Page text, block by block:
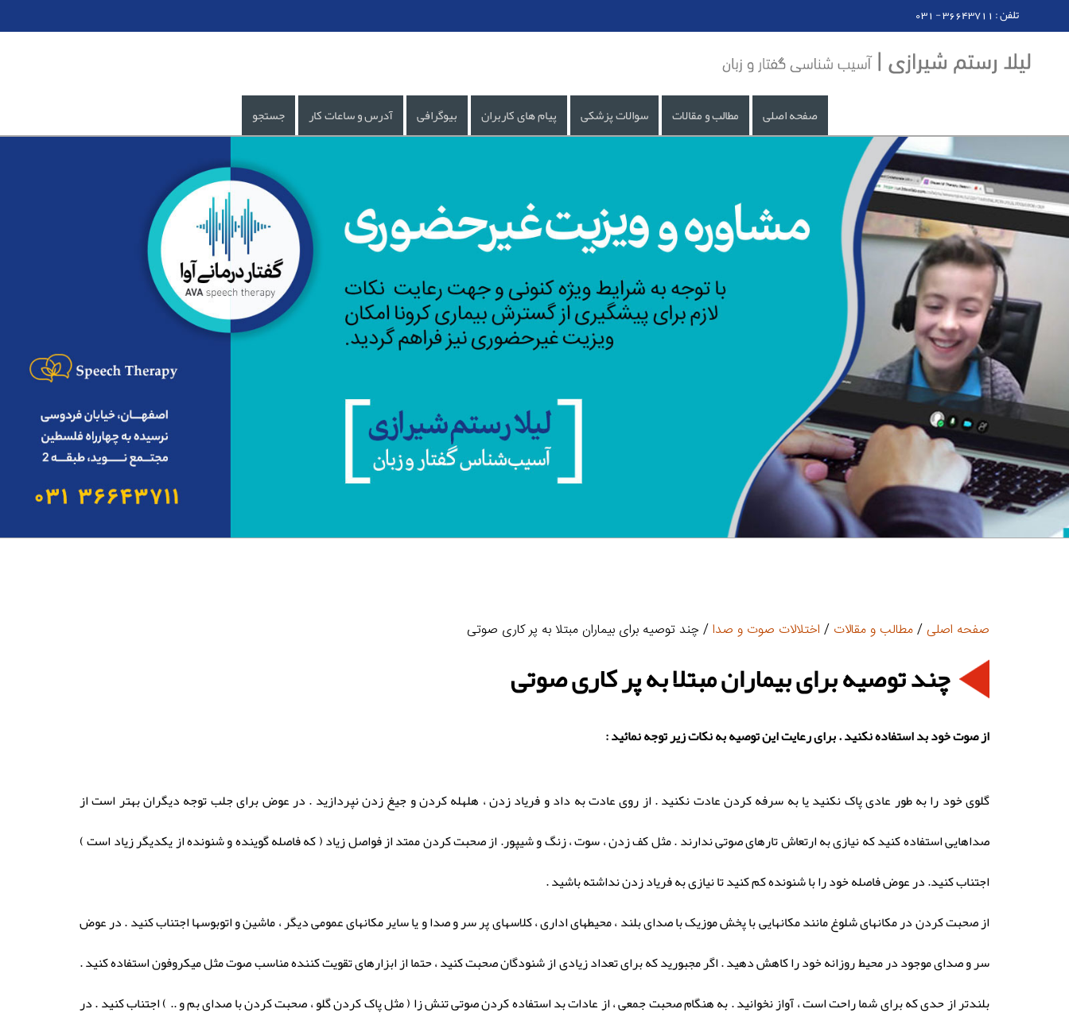
031 - تلفن : 36643711
صفحه اصلی مطالب و مقالات سوالات پزشکی پیام های کاربران بیوگرافی آدرس و ساعات کار جستجو
صفحه اصلی / مطالب و مقالات / اختلالات صوت و صدا / چند توصیه برای بیماران مبتلا به پر کاری صوتی
چند توصیه برای بیماران مبتلا به پر کاری صوتی
از صوت خود بد استفاده نکنید . برای رعایت این توصیه به نکات زیر توجه نمائید :
گلوی خود را به طور عادی پاک نکنید یا به سرفه کردن عادت نکنید . از روی عادت به داد و فریاد زدن ، هلهله کردن و جیغ زدن نپردازید . در عوض برای جلب توجه دیگران بهتر است از
صداهایی استفاده کنید که نیازی به ارتعاش تارهای صوتی ندارند . مثل کف زدن ، سوت ، زنگ و شیپور. از صحبت کردن ممتد از فواصل زیاد ( که فاصله گوینده و شنونده از یکدیگر زیاد است )
اجتناب کنید. در عوض فاصله خود را با شنونده کم کنید تا نیازی به فریاد زدن نداشته باشید .
از صحبت کردن در مکانهای شلوغ مانند مکانهایی با پخش موزیک با صدای بلند ، محیطهای اداری ، کلاسهای پر سر و صدا و یا سایر مکانهای عمومی دیگر ، ماشین و اتوبوسها اجتناب کنید . در عوض
سر و صدای موجود در محیط روزانه خود را کاهش دهید . اگر مجبورید که برای تعداد زیادی از شنودگان صحبت کنید ، حتما از ابزارهای تقویت کننده مناسب صوت مثل میکروفون استفاده کنید .
بلندتر از حدی که برای شما راحت است ، آواز نخوانید . به هنگام صحبت جمعی ، از عادات بد استفاده کردن صوتی تنش زا ( مثل پاک کردن گلو ، صحبت کردن با صدای بم و .. ) اجتناب کنید . در